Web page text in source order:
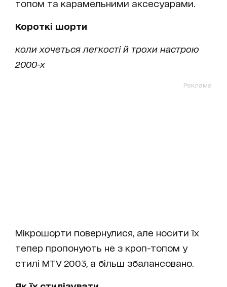
топом та карамельними аксесуарами.
Короткі шорти
коли хочеться легкості й трохи настрою
2000-х
Реклама
Мікрошорти повернулися, але носити їх
тепер пропонують не з кроп-топом у
стилі MTV 2003, а більш збалансовано.